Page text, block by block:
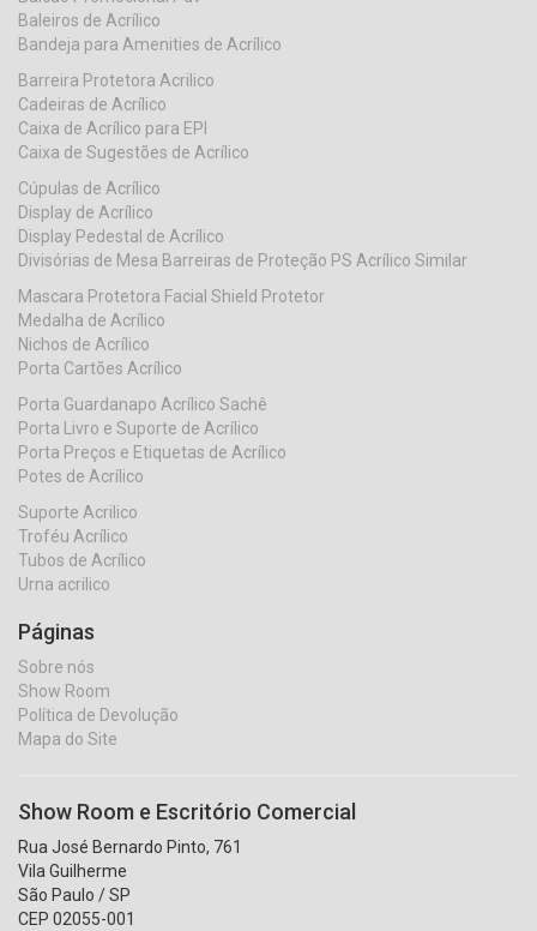
Baleiros de Acrílico
Bandeja para Amenities de Acrílico
Barreira Protetora Acrilico
Cadeiras de Acrílico
Caixa de Acrílico para EPI
Caixa de Sugestões de Acrílico
Cúpulas de Acrílico
Display de Acrílico
Display Pedestal de Acrílico
Divisórias de Mesa Barreiras de Proteção PS Acrílico Similar
Mascara Protetora Facial Shield Protetor
Medalha de Acrílico
Nichos de Acrílico
Porta Cartões Acrílico
Porta Guardanapo Acrílico Sachê
Porta Livro e Suporte de Acrílico
Porta Preços e Etiquetas de Acrílico
Potes de Acrílico
Suporte Acrilico
Troféu Acrílico
Tubos de Acrílico
Urna acrilico
Páginas
Sobre nós
Show Room
Política de Devolução
Mapa do Site
Show Room e Escritório Comercial
Rua José Bernardo Pinto, 761
Vila Guilherme
São Paulo / SP
CEP 02055-001